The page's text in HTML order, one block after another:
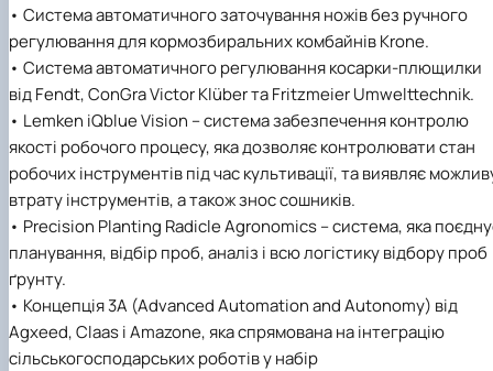
• Система автоматичного заточування ножів без ручного
регулювання для кормозбиральних комбайнів Krone.
• Система автоматичного регулювання косарки-плющилки
від Fendt, ConGra Victor Klüber та Fritzmeier Umwelttechnik.
• Lemken iQblue Vision – система забезпечення контролю
якості робочого процесу, яка дозволяє контролювати стан
робочих інструментів під час культивації, та виявляє
втрату інструментів, а також знос сошників.
• Precision Planting Radicle Agronomics – система, яка
планування, відбір проб, аналіз і всю логістику відбору проб
ґрунту.
• Концепція 3A (Advanced Automation and Autonomy) від
Agxeed, Claas і Amazone, яка спрямована на інтеграцію
сільськогосподарських роботів у набір